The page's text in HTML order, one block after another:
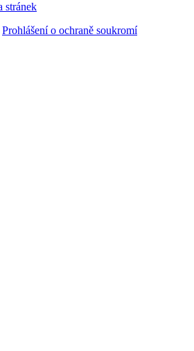
stránek
Prohlášení o ochraně soukromí